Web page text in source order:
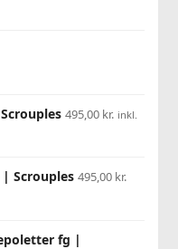
495,00 kr. inkl.
Scrouples 495,00 kr.
fg |